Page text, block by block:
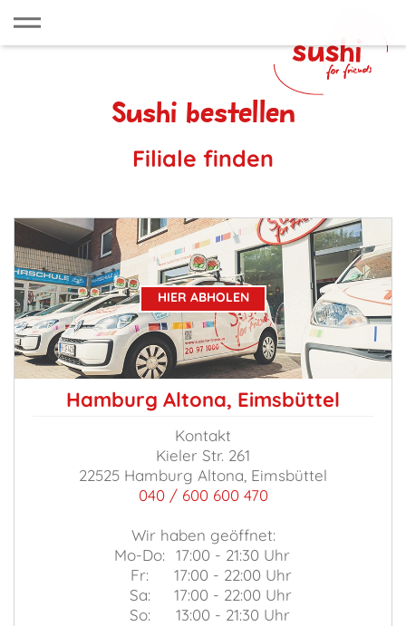
Sushi bestellen
Filiale finden
HIER ABHOLEN
Hamburg Altona, Eimsbüttel
Kontakt
Kieler Str. 261
22525 Hamburg Altona, Eimsbüttel
040 / 600 600 470
Wir haben geöffnet:
Mo-Do: 17:00 - 21:30 Uhr
Fr:
17:00 - 22:00 Uhr
Sa:
17:00 - 22:00 Uhr
So:
13:00 - 21:30 Uhr